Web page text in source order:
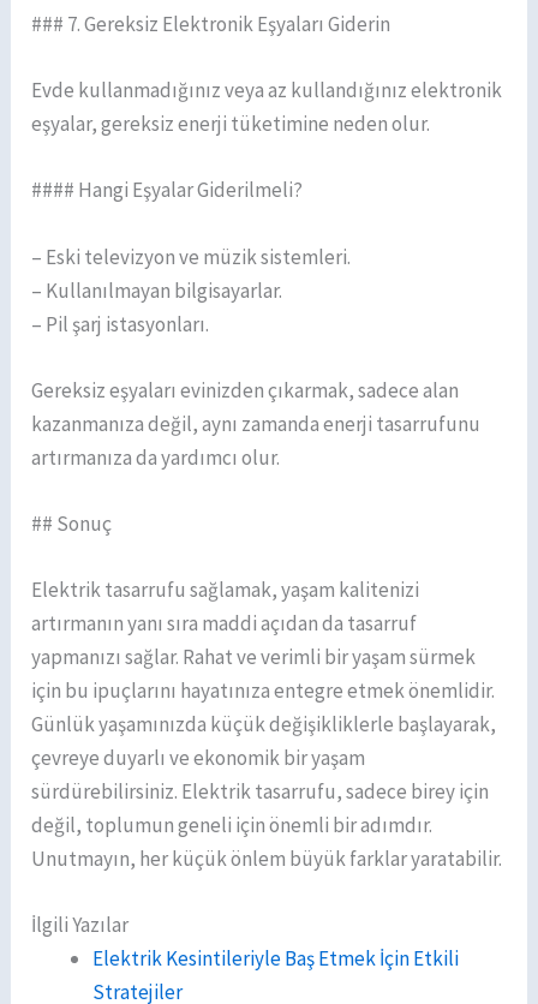
### 7. Gereksiz Elektronik Eşyaları Giderin
Evde kullanmadığınız veya az kullandığınız elektronik
eşyalar, gereksiz enerji tüketimine neden olur.
#### Hangi Eşyalar Giderilmeli?
– Eski televizyon ve müzik sistemleri.
– Kullanılmayan bilgisayarlar.
– Pil şarj istasyonları.
Gereksiz eşyaları evinizden çıkarmak, sadece alan
kazanmanıza değil, aynı zamanda enerji tasarrufunu
artırmanıza da yardımcı olur.
## Sonuç
Elektrik tasarrufu sağlamak, yaşam kalitenizi
artırmanın yanı sıra maddi açıdan da tasarruf
yapmanızı sağlar. Rahat ve verimli bir yaşam sürmek
için bu ipuçlarını hayatınıza entegre etmek önemlidir.
Günlük yaşamınızda küçük değişikliklerle başlayarak,
çevreye duyarlı ve ekonomik bir yaşam
sürdürebilirsiniz. Elektrik tasarrufu, sadece birey için
değil, toplumun geneli için önemli bir adımdır.
Unutmayın, her küçük önlem büyük farklar yaratabilir.
İlgili Yazılar
Elektrik Kesintileriyle Baş Etmek İçin Etkili
Stratejiler